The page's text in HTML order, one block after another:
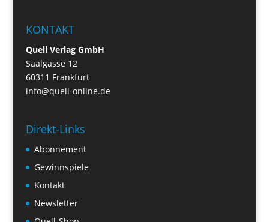
KONTAKT
Quell Verlag GmbH
Saalgasse 12
60311 Frankfurt
info@quell-online.de
Direkt-Links
Abonnement
Gewinnspiele
Kontakt
Newsletter